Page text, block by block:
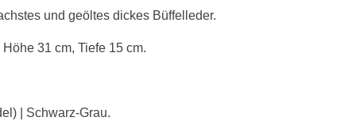
und geöltes dickes Büffelleder.
31 cm, Tiefe 15 cm.
| Schwarz-Grau.